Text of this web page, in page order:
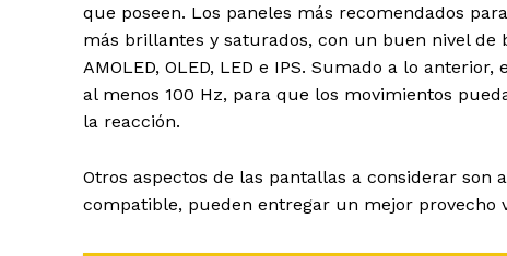
que poseen. Los paneles más recomendados
más brillantes y saturados, con un buen nivel de
AMOLED, OLED, LED e IPS. Sumado a lo
al menos 100 Hz, para que los movimientos
la reacción.
Otros aspectos de las pantallas a considerar son
compatible, pueden entregar un mejor provecho